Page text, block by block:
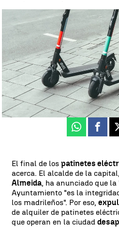
"Nuestra prioridad es la
Luis Alcantud
Actualizado:
05 de
Publicado:05 de
Whatsapp
El final de los patinetes
acerca. El alcalde de la capital,
Almeida, ha anunciado que
Ayuntamiento "es la
los madrileños". Por eso,
de alquiler de patinetes
que operan en la ciudad